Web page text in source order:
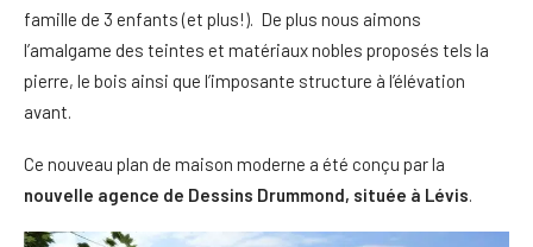
famille de 3 enfants (et plus!). De plus nous aimons
l’amalgame des teintes et matériaux nobles proposés tels la
pierre, le bois ainsi que l’imposante structure à l’élévation
avant.
Ce nouveau plan de maison moderne a été conçu par la
nouvelle agence de Dessins Drummond, située à Lévis.